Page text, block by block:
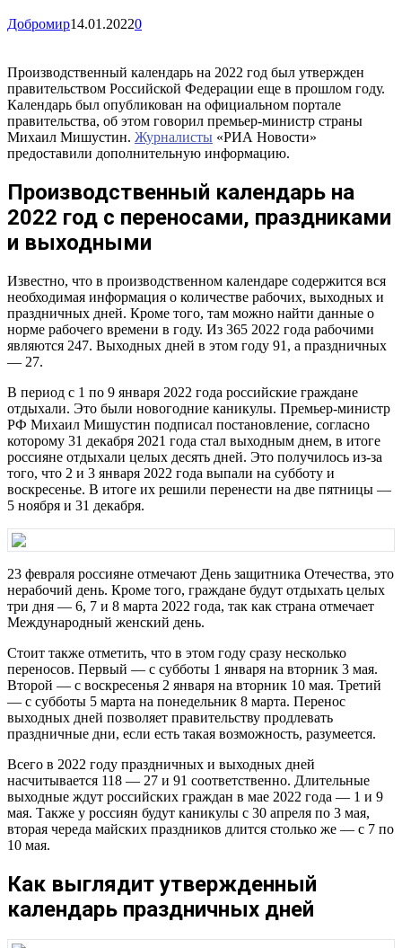
Добромир14.01.20220
Производственный календарь на 2022 год был утвержден
правительством Российской Федерации еще в прошлом году.
Календарь был опубликован на официальном портале
правительства, об этом говорил премьер-министр страны
Михаил Мишустин. Журналисты «РИА Новости»
предоставили дополнительную информацию.
Производственный календарь на
2022 год с переносами, праздниками
и выходными
Известно, что в производственном календаре содержится вся
необходимая информация о количестве рабочих, выходных и
праздничных дней. Кроме того, там можно найти данные о
норме рабочего времени в году. Из 365 2022 года рабочими
являются 247. Выходных дней в этом году 91, а праздничных
— 27.
В период с 1 по 9 января 2022 года российские граждане
отдыхали. Это были новогодние каникулы. Премьер-министр
РФ Михаил Мишустин подписал постановление, согласно
которому 31 декабря 2021 года стал выходным днем, в итоге
россияне отдыхали целых десять дней. Это получилось из-за
того, что 2 и 3 января 2022 года выпали на субботу и
воскресенье. В итоге их решили перенести на две пятницы —
5 ноября и 31 декабря.
23 февраля россияне отмечают День защитника Отечества, это
нерабочий день. Кроме того, граждане будут отдыхать целых
три дня — 6, 7 и 8 марта 2022 года, так как страна отмечает
Международный женский день.
Стоит также отметить, что в этом году сразу несколько
переносов. Первый — с субботы 1 января на вторник 3 мая.
Второй — с воскресенья 2 января на вторник 10 мая. Третий
— с субботы 5 марта на понедельник 8 марта. Перенос
выходных дней позволяет правительству продлевать
праздничные дни, если есть такая возможность, разумеется.
Всего в 2022 году праздничных и выходных дней
насчитывается 118 — 27 и 91 соответственно. Длительные
выходные ждут российских граждан в мае 2022 года — 1 и 9
мая. Также у россиян будут каникулы с 30 апреля по 3 мая,
вторая череда майских праздников длится столько же — с 7 по
10 мая.
Как выглядит утвержденный
календарь праздничных дней